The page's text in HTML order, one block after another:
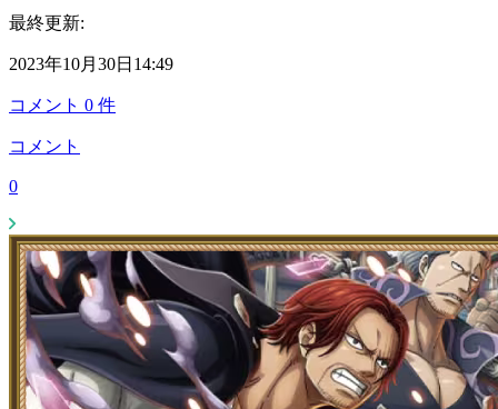
最終更新:
2023年10月30日14:49
コメント 0 件
コメント
0